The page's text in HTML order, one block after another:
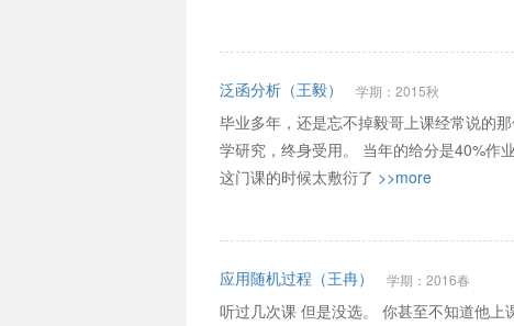
泛函分析（王毅） 学期：2015秋
毕业多年，还是忘不掉毅哥上课经常说的
学研究，终身受用。 当年的给分是40%作
这门课的时候太敷衍了 >>more
应用随机过程（王冉） 学期：2016春
听过几次课 但是没选。 你甚至不知道他